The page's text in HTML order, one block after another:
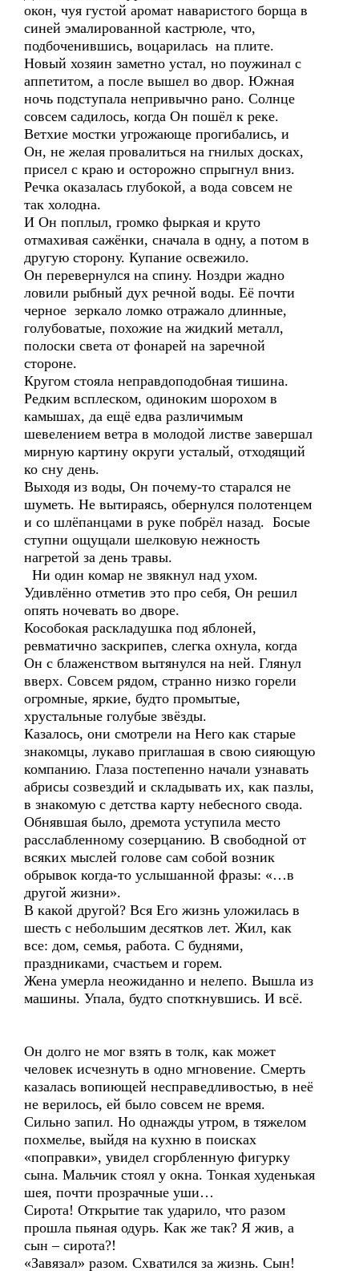
окон, чуя густой аромат наваристого борща в
синей эмалированной кастрюле, что,
подбоченившись, воцарилась на плите.
Новый хозяин заметно устал, но поужинал с
аппетитом, а после вышел во двор. Южная
ночь подступала непривычно рано. Солнце
совсем садилось, когда Он пошёл к реке.
Ветхие мостки угрожающе прогибались, и
Он, не желая провалиться на гнилых досках,
присел с краю и осторожно спрыгнул вниз.
Речка оказалась глубокой, а вода совсем не
так холодна.
И Он поплыл, громко фыркая и круто
отмахивая сажёнки, сначала в одну, а потом в
другую сторону. Купание освежило.
Он перевернулся на спину. Ноздри жадно
ловили рыбный дух речной воды. Её почти
черное зеркало ломко отражало длинные,
голубоватые, похожие на жидкий металл,
полоски света от фонарей на заречной
стороне.
Кругом стояла неправдоподобная тишина.
Редким всплеском, одиноким шорохом в
камышах, да ещё едва различимым
шевелением ветра в молодой листве завершал
мирную картину округи усталый, отходящий
ко сну день.
Выходя из воды, Он почему-то старался не
шуметь. Не вытираясь, обернулся полотенцем
и со шлёпанцами в руке побрёл назад. Босые
ступни ощущали шелковую нежность
нагретой за день травы.
Ни один комар не звякнул над ухом.
Удивлённо отметив это про себя, Он решил
опять ночевать во дворе.
Кособокая раскладушка под яблоней,
ревматично заскрипев, слегка охнула, когда
Он с блаженством вытянулся на ней. Глянул
вверх. Совсем рядом, странно низко горели
огромные, яркие, будто промытые,
хрустальные голубые звёзды.
Казалось, они смотрели на Него как старые
знакомцы, лукаво приглашая в свою сияющую
компанию. Глаза постепенно начали узнавать
абрисы созвездий и складывать их, как пазлы,
в знакомую с детства карту небесного свода.
Обнявшая было, дремота уступила место
расслабленному созерцанию. В свободной от
всяких мыслей голове сам собой возник
обрывок когда-то услышанной фразы: «…в
другой жизни».
В какой другой? Вся Его жизнь уложилась в
шесть с небольшим десятков лет. Жил, как
все: дом, семья, работа. С буднями,
праздниками, счастьем и горем.
Жена умерла неожиданно и нелепо. Вышла из
машины. Упала, будто споткнувшись. И всё.
Он долго не мог взять в толк, как может
человек исчезнуть в одно мгновение. Смерть
казалась вопиющей несправедливостью, в неё
не верилось, ей было совсем не время.
Сильно запил. Но однажды утром, в тяжелом
похмелье, выйдя на кухню в поисках
«поправки», увидел сгорбленную фигурку
сына. Мальчик стоял у окна. Тонкая худенькая
шея, почти прозрачные уши…
Сирота! Открытие так ударило, что разом
прошла пьяная одурь. Как же так? Я жив, а
сын – сирота?!
«Завязал» разом. Схватился за жизнь. Сын!